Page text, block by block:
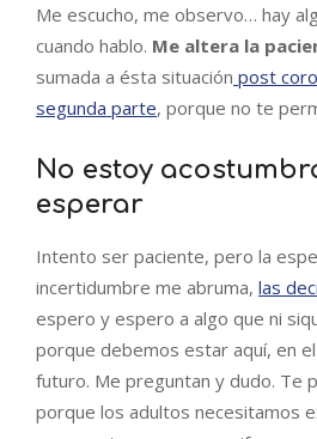
Me escucho, me observo… hay
cuando hablo. Me altera la
sumada a ésta situación post
segunda parte, porque no te
No estoy
esperar
Intento ser paciente, pero la
incertidumbre me abruma, las
espero y espero a algo que ni
porque debemos estar aquí, en
futuro. Me preguntan y dudo. Te
porque los adultos necesitamos